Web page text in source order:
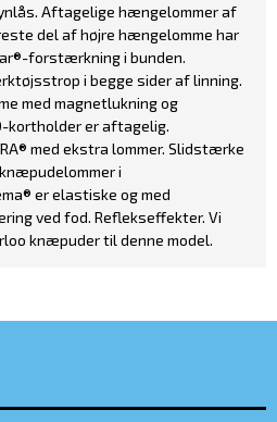
Aftagelige hængelommer af
del af højre hængelomme har
forstærkning i bunden.
i begge sider af linning.
med magnetlukning og
kortholder er aftagelig.
med ekstra lommer. Slidstærke
i
er elastiske og med
ved fod. Reflekseffekter. Vi
knæpuder til denne model.